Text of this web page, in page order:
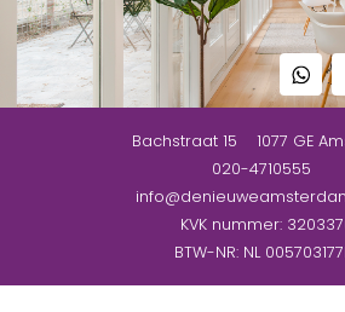
Bachstraat 15 1077 GE
020-4710555
KVK nummer:
BTW-NR: NL